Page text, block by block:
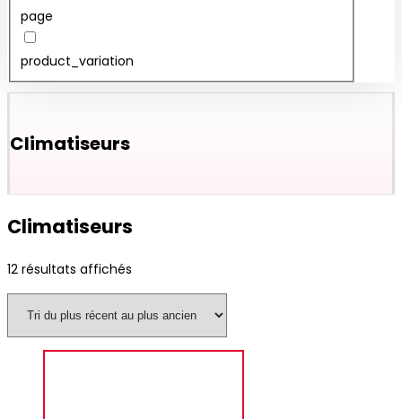
page
product_variation
Climatiseurs
Climatiseurs
12 résultats affichés